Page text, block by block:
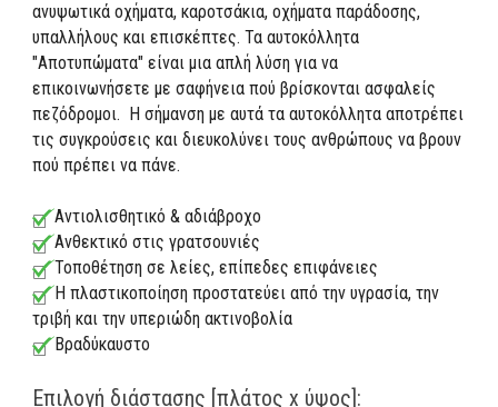
ανυψωτικά οχήματα, καροτσάκια, οχήματα παράδοσης,
υπαλλήλους και επισκέπτες. Τα αυτοκόλλητα
"Αποτυπώματα" είναι μια απλή λύση για να
επικοινωνήσετε με σαφήνεια πού βρίσκονται ασφαλείς
πεζόδρομοι. Η σήμανση με αυτά τα αυτοκόλλητα αποτρέπει
τις συγκρούσεις και διευκολύνει τους ανθρώπους να βρουν
πού πρέπει να πάνε.
Αντιολισθητικό & αδιάβροχο
Ανθεκτικό στις γρατσουνιές
Τοποθέτηση σε λείες, επίπεδες επιφάνειες
Η πλαστικοποίηση προστατεύει από την υγρασία, την
τριβή και την υπεριώδη ακτινοβολία
Βραδύκαυστο
Επιλογή διάστασης [πλάτος x ύψος]: